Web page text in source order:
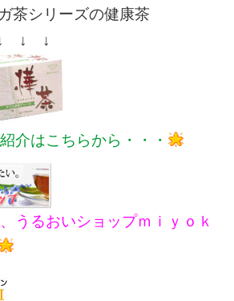
茶シリーズの健康茶
↓ ↓ ↓
介はこちらから・・・
うるおいショップｍｉｙｏｋ